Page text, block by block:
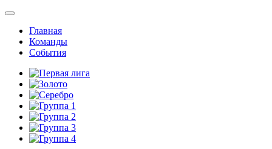
Главная
Команды
События